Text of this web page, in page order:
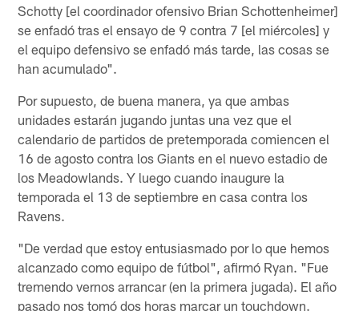
Schotty [el coordinador ofensivo Brian Schottenheimer]
se enfadó tras el ensayo de 9 contra 7 [el miércoles] y
el equipo defensivo se enfadó más tarde, las cosas se
han acumulado".
Por supuesto, de buena manera, ya que ambas
unidades estarán jugando juntas una vez que el
calendario de partidos de pretemporada comiencen el
16 de agosto contra los Giants en el nuevo estadio de
los Meadowlands. Y luego cuando inaugure la
temporada el 13 de septiembre en casa contra los
Ravens.
"De verdad que estoy entusiasmado por lo que hemos
alcanzado como equipo de fútbol", afirmó Ryan. "Fue
tremendo vernos arrancar (en la primera jugada). El año
pasado nos tomó dos horas marcar un touchdown.